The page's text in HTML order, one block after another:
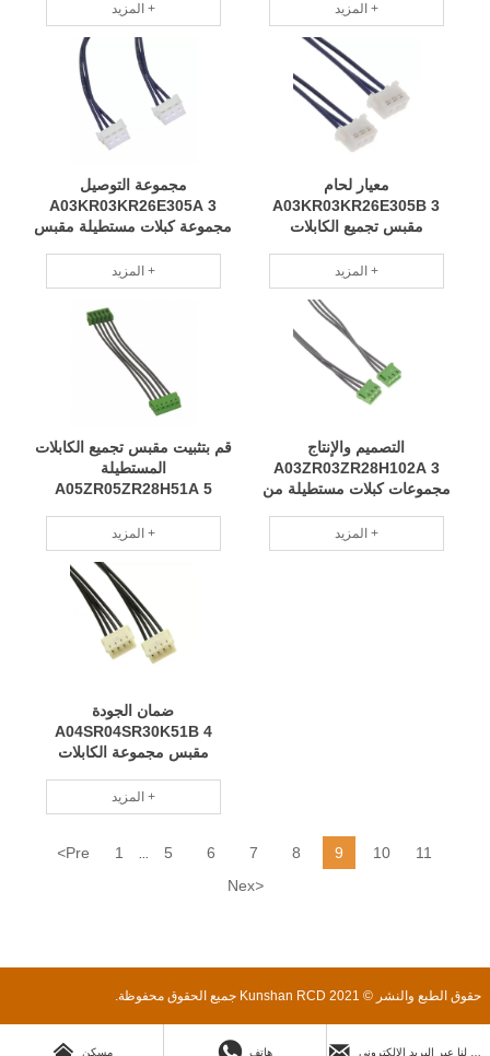
متعددة لتسخير مجموعة واسعة
من التطبيقات RCD
المزيد +
'تسخير قابل للتطبيق على نطاق
واسع وله مواصفات كاملة RCD
المزيد +
مجموعة التوصيل
A03KR03KR26E305A 3
مجموعة كبلات مستطيلة مقبس
جودة عالية أداء مستقر RCD
المزيد +
معيار لحام
A03KR03KR26E305B 3
مقبس تجميع الكابلات
'تسخير الاستقرار تسليم سريع
RCD
المزيد +
قم بتثبيت مقبس تجميع الكابلات
المستطيلة
A05ZR05ZR28H51A 5
0.167 'تسخير مجموعة صغيرة
التخصيص فريق محترف RCD
المزيد +
التصميم والإنتاج
A03ZR03ZR28H102A 3
مجموعات كبلات مستطيلة من
صيانة دورية RCD
المزيد +
ضمان الجودة
A04SR04SR30K51B 4
مقبس مجموعة الكابلات
'يتم استخدام الحزام على نطاق
واسع وصديق للبيئة RCD
المزيد +
<Pre 1 5 6 7 8 9 10
11
Nex>
حقوق الطبع والنشر © 2021 Kunshan RCD جميع الحقوق محفوظة.
مسكن هاتف